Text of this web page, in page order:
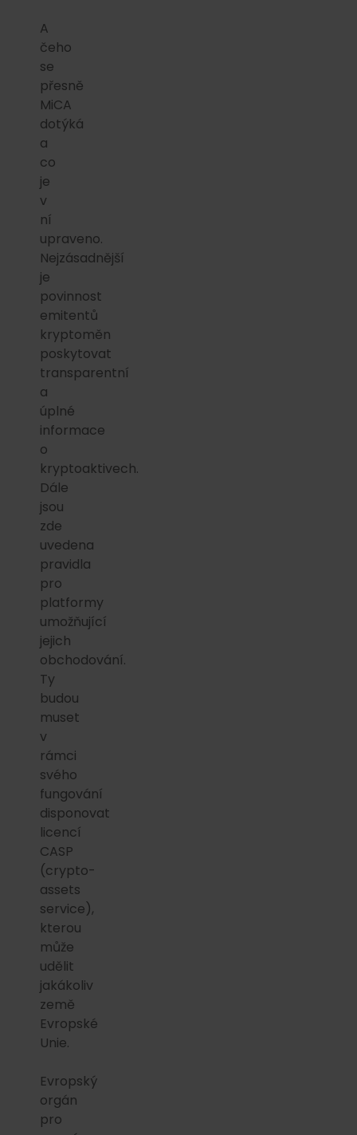
A
čeho
se
přesně
MiCA
dotýká
a
co
je
v
ní
upraveno.
Nejzásadnější
je
povinnost
emitentů
kryptoměn
poskytovat
transparentní
a
úplné
informace
o
kryptoaktivech.
Dále
jsou
zde
uvedena
pravidla
pro
platformy
umožňující
jejich
obchodování.
Ty
budou
muset
v
rámci
svého
fungování
disponovat
licencí
CASP
(crypto-
assets
service),
kterou
může
udělit
jakákoliv
země
Evropské
Unie.
Evropský
orgán
pro